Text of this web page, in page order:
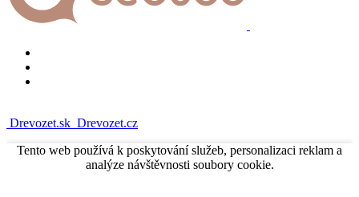
Drevozet.sk Drevozet.cz
Tento web používá k poskytování služeb, personalizaci reklam a
analýze návštěvnosti soubory cookie.